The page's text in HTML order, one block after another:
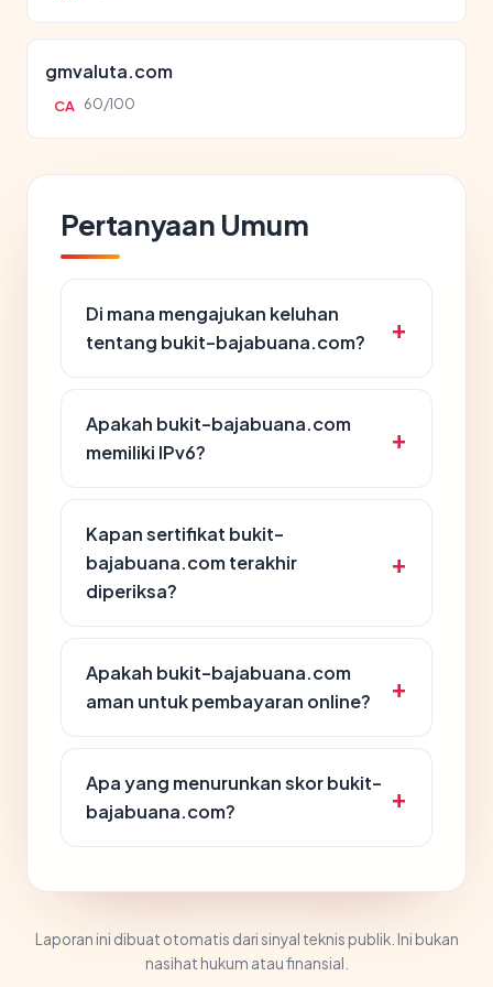
gmvaluta.com
CA 60/100
Pertanyaan Umum
Di mana mengajukan keluhan
tentang bukit-bajabuana.com?
Apakah bukit-bajabuana.com
memiliki IPv6?
Kapan sertifikat bukit-
bajabuana.com terakhir
diperiksa?
Apakah bukit-bajabuana.com
aman untuk pembayaran online?
Apa yang menurunkan skor bukit-
bajabuana.com?
Laporan ini dibuat otomatis dari sinyal teknis publik. Ini bukan
nasihat hukum atau finansial.